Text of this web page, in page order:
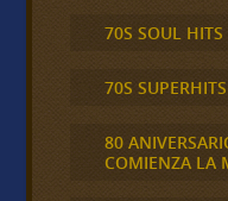
70S SOUL HITS
70S SUPERHITS
80
COMIENZA LA